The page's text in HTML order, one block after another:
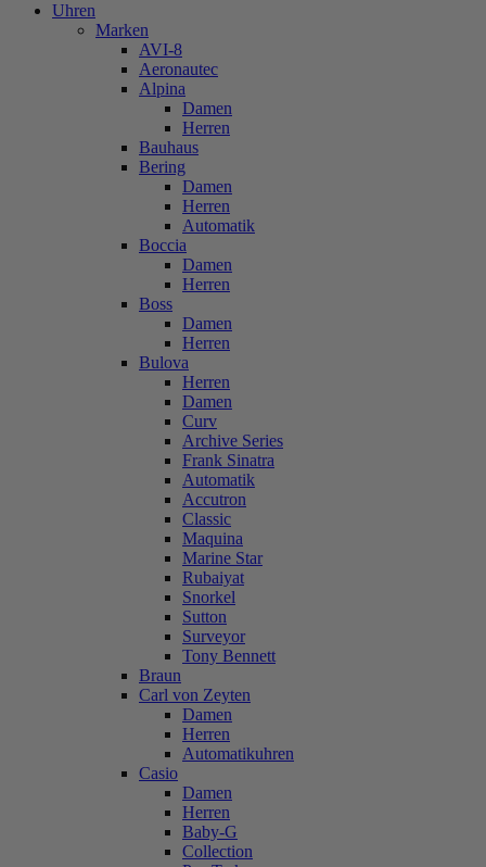
Uhren
Marken
AVI-8
Aeronautec
Alpina
Damen
Herren
Bauhaus
Bering
Damen
Herren
Automatik
Boccia
Damen
Herren
Boss
Damen
Herren
Bulova
Herren
Damen
Curv
Archive Series
Frank Sinatra
Automatik
Accutron
Classic
Maquina
Marine Star
Rubaiyat
Snorkel
Sutton
Surveyor
Tony Bennett
Braun
Carl von Zeyten
Damen
Herren
Automatikuhren
Casio
Damen
Herren
Baby-G
Collection